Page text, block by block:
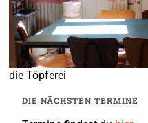
die Töpferei
DIE NÄCHSTEN TERMINE